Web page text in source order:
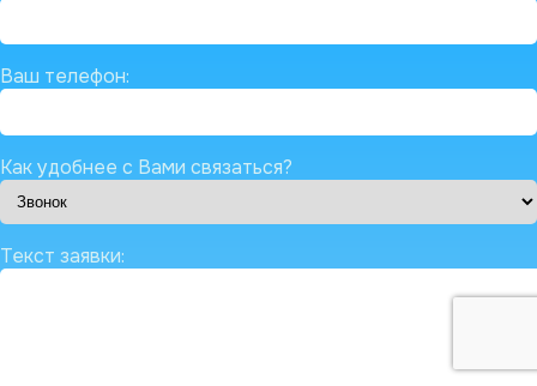
Ваш телефон:
Как удобнее с Вами связаться?
Текст заявки: